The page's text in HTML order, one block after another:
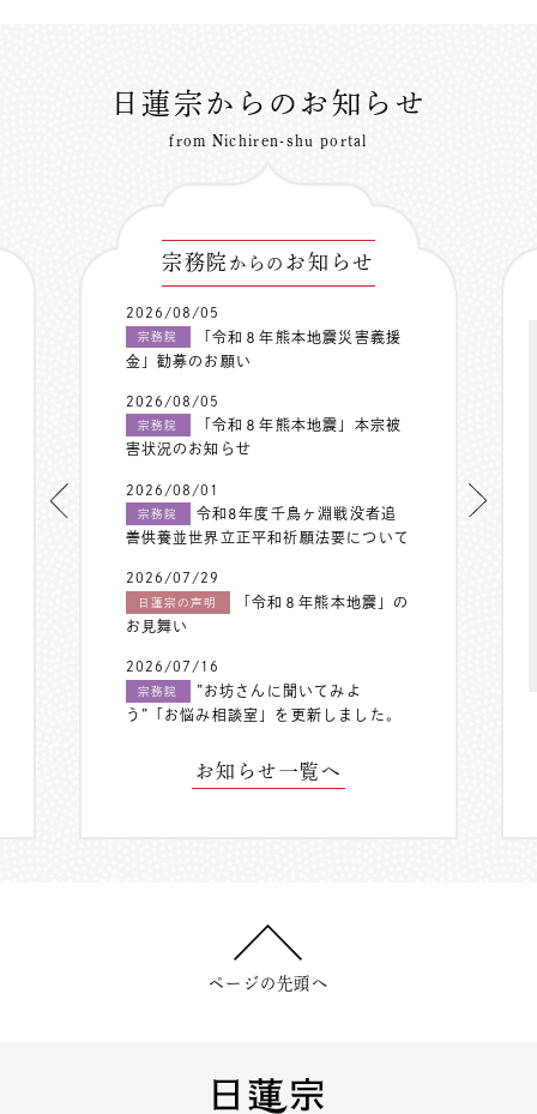
日蓮宗からのお知らせ
from Nichiren-shu portal
宗務院 からの お知らせ
2026/08/05
宗務院
「令和８年熊本地震災害義援
金」勧募のお願い
2026/08/05
宗務院
「令和８年熊本地震」本宗被
害状況のお知らせ
2026/08/01
宗務院
令和8年度千鳥ヶ淵戦没者追
善供養並世界立正平和祈願法要について
2026/07/29
日蓮宗の声明
「令和８年熊本地震」の
お見舞い
2026/07/16
宗務院
”お坊さんに聞いてみよ
う”「お悩み相談室」を更新しました。
お知らせ一覧へ
ページの先頭へ